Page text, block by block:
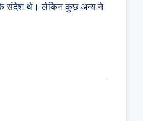
के संदेश थे। लेकिन कुछ अन्य ने